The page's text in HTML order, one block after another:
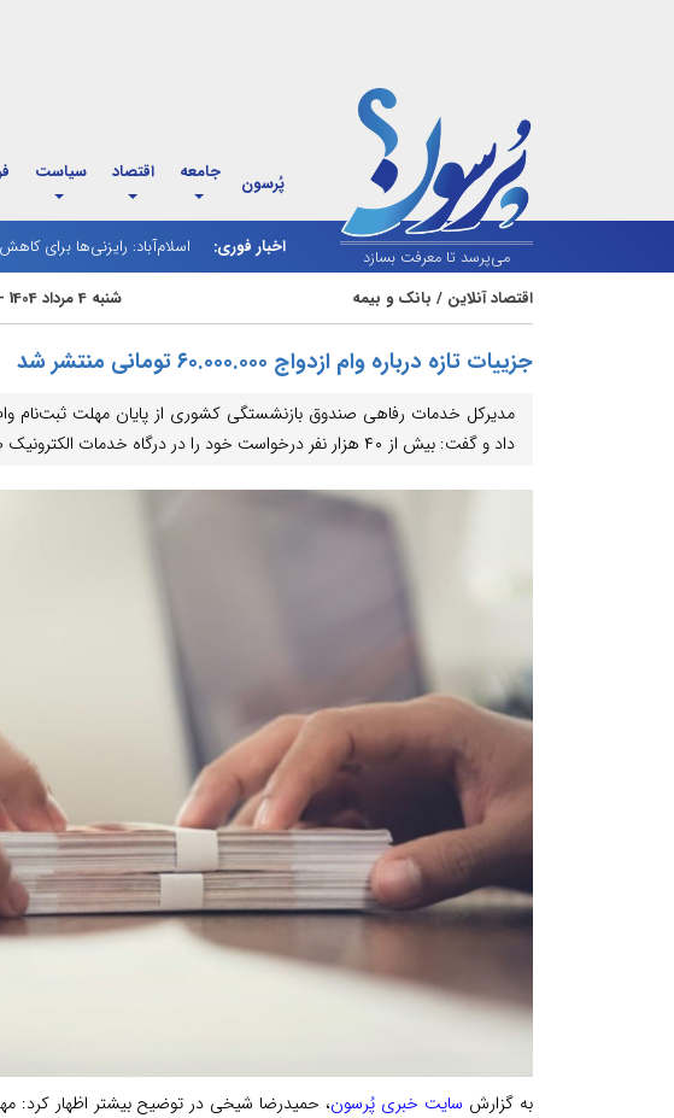
می‌پرسد تا معرفت بسازد
پُرسون جامعه اقتصاد سیاست
اخبار فوری:
اسلام‌آباد: رایزنی‌ها برای
شارژ کالابرگ مردادماه آغاز
اقتصاد آنلاین / بانک و بیمه شنبه 4 مرداد 1404 - 09:41
جزییات تازه درباره وام ازدواج ۶۰.۰۰۰.۰۰۰ تومانی منتشر شد
مدیرکل خدمات رفاهی صندوق بازنشستگی کشوری از پایان مهلت ثبت‌نام وام
داد و گفت: بیش از ۴۰ هزار نفر درخواست خود را در درگاه خدمات الکترونیک صندوق ثبت کرده‌اند.
به گزارش سایت خبری پُرسون، حمیدرضا شیخی در توضیح بیشتر اظهار کرد: